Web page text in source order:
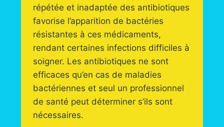
répétée et inadaptée des antibiotiques
favorise l’apparition de bactéries
résistantes à ces médicaments,
rendant certaines infections difficiles à
soigner. Les antibiotiques ne sont
efficaces qu’en cas de maladies
bactériennes et seul un professionnel
de santé peut déterminer s’ils sont
nécessaires.